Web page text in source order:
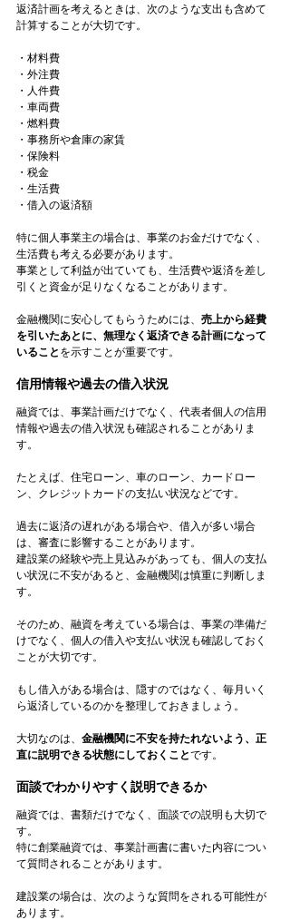
返済計画を考えるときは、次のような支出も含めて
計算することが大切です。
・材料費
・外注費
・人件費
・車両費
・燃料費
・事務所や倉庫の家賃
・保険料
・税金
・生活費
・借入の返済額
特に個人事業主の場合は、事業のお金だけでなく、
生活費も考える必要があります。
事業として利益が出ていても、生活費や返済を差し
引くと資金が足りなくなることがあります。
金融機関に安心してもらうためには、 売上から経費
を引いたあとに、無理なく返済できる計画になって
いること を示すことが重要です。
信用情報や過去の借入状況
融資では、事業計画だけでなく、代表者個人の信用
情報や過去の借入状況も確認されることがありま
す。
たとえば、住宅ローン、車のローン、カードロー
ン、クレジットカードの支払い状況などです。
過去に返済の遅れがある場合や、借入が多い場合
は、審査に影響することがあります。
建設業の経験や売上見込みがあっても、個人の支払
い状況に不安があると、金融機関は慎重に判断しま
す。
そのため、融資を考えている場合は、事業の準備だ
けでなく、個人の借入や支払い状況も確認しておく
ことが大切です。
もし借入がある場合は、隠すのではなく、毎月いく
ら返済しているのかを整理しておきましょう。
大切なのは、 金融機関に不安を持たれないよう、正
直に説明できる状態にしておくことです。
面談でわかりやすく説明できるか
融資では、書類だけでなく、面談での説明も大切で
す。
特に創業融資では、事業計画書に書いた内容につい
て質問されることがあります。
建設業の場合は、次のような質問をされる可能性が
あります。